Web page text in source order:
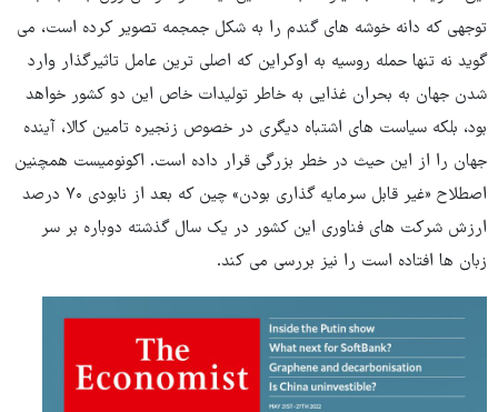
توجهی که دانه خوشه های گندم را به شکل جمجمه تصویر کرده است، می
گوید نه تنها حمله روسیه به اوکراین که اصلی ترین عامل تاثیرگذار وارد
شدن جهان به بحران غذایی به خاطر تولیدات خاص این دو کشور خواهد
بود، بلکه سیاست های اشتباه دیگری در خصوص زنجیره تامین کالا، آینده
جهان را از این حیث در خطر بزرگی قرار داده است. اکونومیست همچنین
اصطلاح «غیر قابل سرمایه گذاری بودن» چین که بعد از نابودی ۷۰ درصد
ارزش شرکت های فناوری این کشور در یک سال گذشته دوباره بر سر
زبان ها افتاده است را نیز بررسی می کند.